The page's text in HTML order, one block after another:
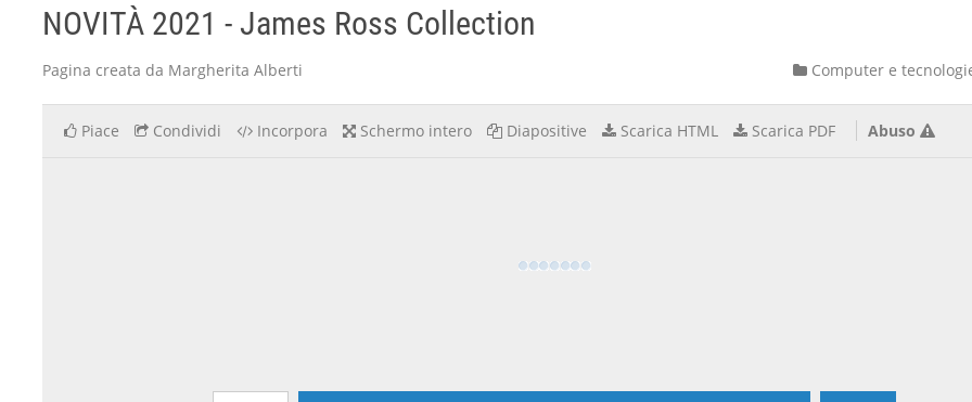
NOVITÀ 2021 - James Ross Collection
Pagina creata da Margherita Alberti Computer e
Piace Condividi Incorpora Schermo intero Diapositive Scarica HTML Scarica PDF Abuso